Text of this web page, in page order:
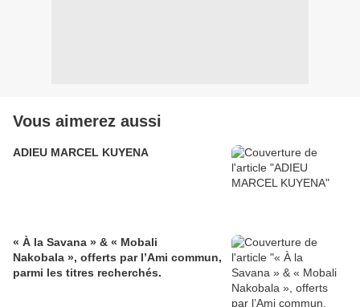
Vous aimerez aussi
ADIEU MARCEL KUYENA
« À la Savana » & « Mobali
Nakobala », offerts par l’Ami commun,
parmi les titres recherchés.